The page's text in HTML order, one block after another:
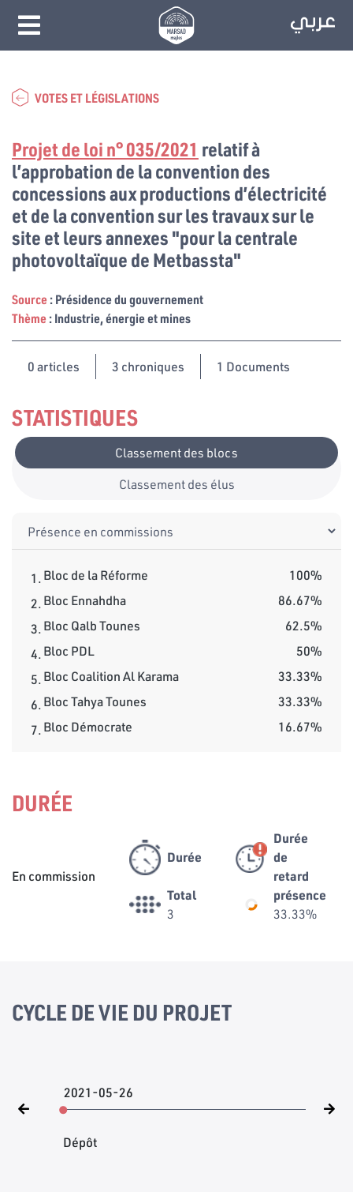
VOTES ET LÉGISLATIONS
STATISTIQUES
Classement des blocs
Classement des élus
1.Bloc de la Réforme
100%
2.Bloc Ennahdha
86.67%
3.Bloc Qalb Tounes
62.5%
4.Bloc PDL
50%
5.Bloc Coalition Al Karama
33.33%
6.Bloc Tahya Tounes
33.33%
7.Bloc Démocrate 16.67%
Projet de loi n° 035/2021 relatif à
l’approbation de la convention des
concessions aux productions d’électricité
et de la convention sur les travaux sur le
site et leurs annexes "pour la centrale
photovoltaïque de Metbassta"
Source: Présidence du gouvernement
Thème: Industrie, énergie et mines
0articles 3 chroniques 1 Documents
DURÉE
En commission
Durée
Durée
de
retard
Total
3
présence
33.33%
CYCLE DE VIE DU PROJET
2021-05-26
Dépôt